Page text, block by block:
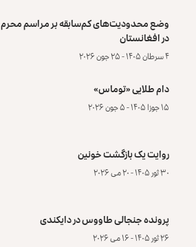
وضع محدودیت‌های کم‌سابقه بر مراسم محرم
در افغانستان
۴ سرطان ۱۴۰۵ - ۲۵ جون ۲۰۲۶
دام طلایی «توماس»
۱۵ جوزا ۱۴۰۵ - ۵ جون ۲۰۲۶
روایت یک بازگشت خونین
۳۰ ثور ۱۴۰۵ - ۲۰ می ۲۰۲۶
پرونده‌ جنجالی طاووس در دایکندی
۲۶ ثور ۱۴۰۵ - ۱۶ می ۲۰۲۶